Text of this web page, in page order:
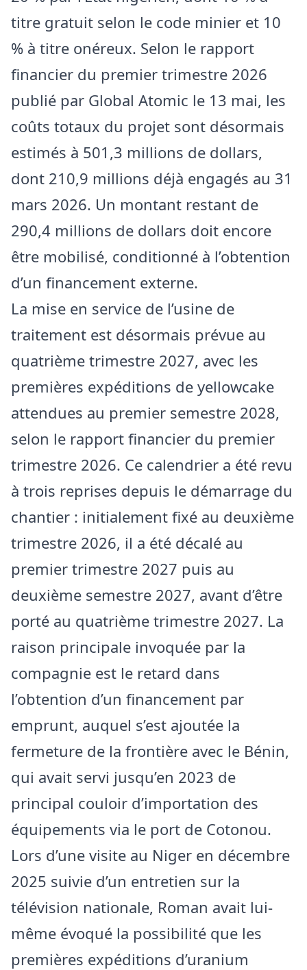
titre gratuit selon le code minier et 10
% à titre onéreux. Selon le rapport
financier du premier trimestre 2026
publié par Global Atomic le 13 mai, les
coûts totaux du projet sont désormais
estimés à 501,3 millions de dollars,
dont 210,9 millions déjà engagés au 31
mars 2026. Un montant restant de
290,4 millions de dollars doit encore
être mobilisé, conditionné à l’obtention
d’un financement externe.
La mise en service de l’usine de
traitement est désormais prévue au
quatrième trimestre 2027, avec les
premières expéditions de yellowcake
attendues au premier semestre 2028,
selon le rapport financier du premier
trimestre 2026. Ce calendrier a été revu
à trois reprises depuis le démarrage du
chantier : initialement fixé au deuxième
trimestre 2026, il a été décalé au
premier trimestre 2027 puis au
deuxième semestre 2027, avant d’être
porté au quatrième trimestre 2027. La
raison principale invoquée par la
compagnie est le retard dans
l’obtention d’un financement par
emprunt, auquel s’est ajoutée la
fermeture de la frontière avec le Bénin,
qui avait servi jusqu’en 2023 de
principal couloir d’importation des
équipements via le port de Cotonou.
Lors d’une visite au Niger en décembre
2025 suivie d’un entretien sur la
télévision nationale, Roman avait lui-
même évoqué la possibilité que les
premières expéditions d’uranium